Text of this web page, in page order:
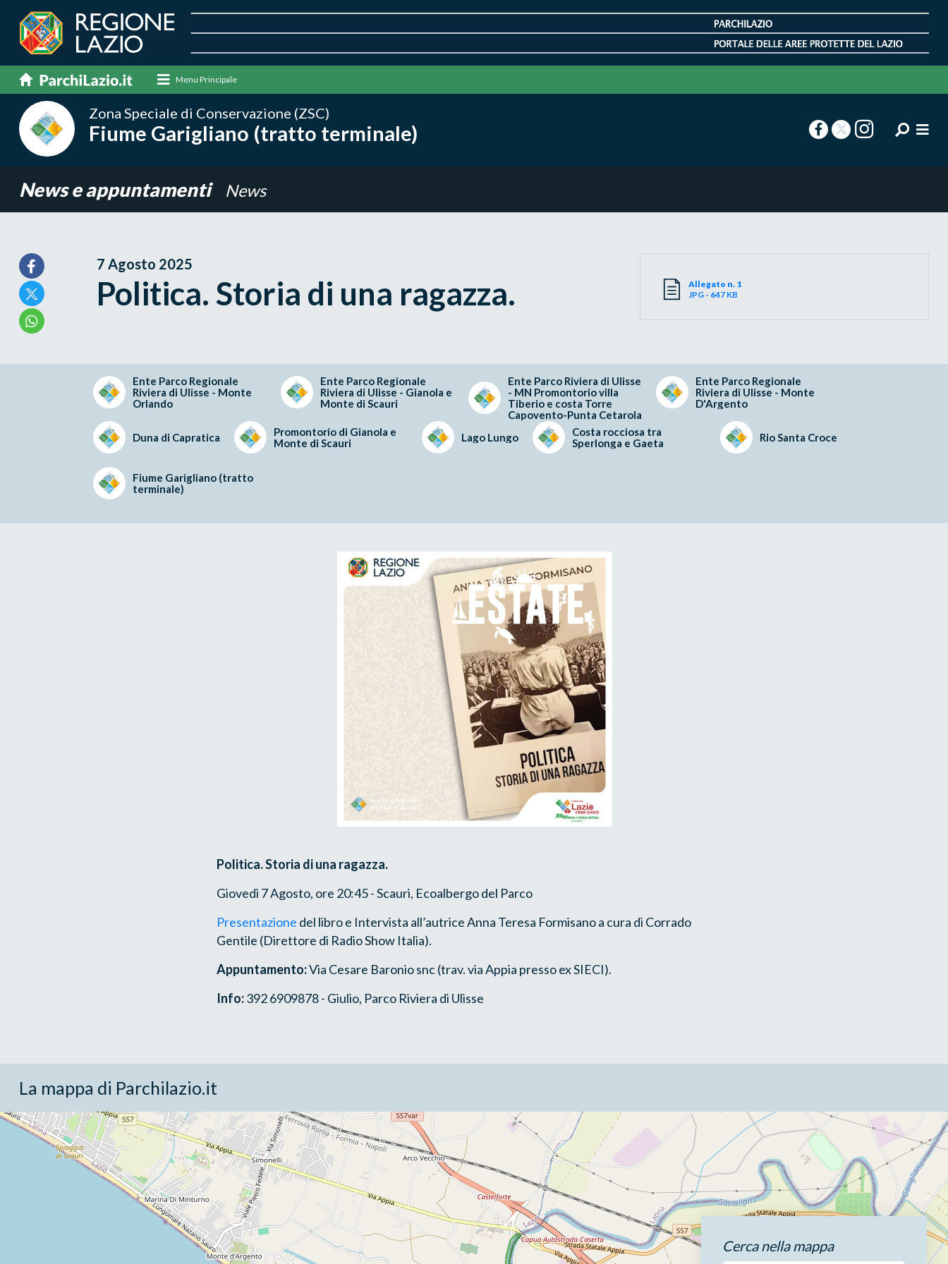
Menu Principale
Zona Speciale di Conservazione (ZSC)
Fiume Garigliano (tratto terminale)
News e appuntamenti News
7 Agosto 2025
Politica. Storia di una ragazza.
Allegato n. 1
JPG - 647 KB
Ente Parco Regionale
Riviera di Ulisse - Monte
Orlando
Ente Parco Regionale
Riviera di Ulisse - Gianola e
Monte di Scauri
Ente Parco Riviera di Ulisse
- MN Promontorio villa
Tiberio e costa Torre
Capovento-Punta Cetarola
Ente Parco Regionale
Riviera di Ulisse - Monte
D'Argento
Duna di Capratica
Promontorio di Gianola e
Monte di Scauri
Lago Lungo
Costa rocciosa tra
Sperlonga e Gaeta
Rio Santa Croce
Fiume Garigliano (tratto
terminale)
Politica. Storia di una ragazza.
Giovedì 7 Agosto, ore 20:45 - Scauri, Ecoalbergo del Parco
Presentazione del libro e Intervista all’autrice Anna Teresa Formisano a cura di Corrado
Gentile (Direttore di Radio Show Italia).
Appuntamento:Via Cesare Baronio snc (trav. via Appia presso ex SIECI).
Info:392 6909878 - Giulio, Parco Riviera di Ulisse
La mappa di Parchilazio.it
Cerca nella mappa